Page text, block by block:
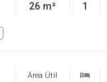
26 m² 1
Área Útil